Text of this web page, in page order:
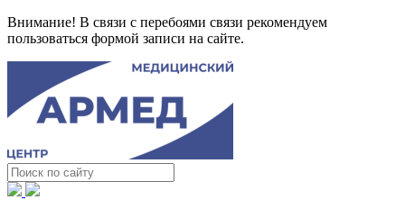
Внимание! В связи с перебоями связи рекомендуем
пользоваться формой записи на сайте.